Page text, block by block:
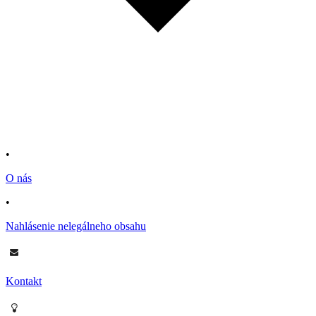
•
O nás
•
Nahlásenie nelegálneho obsahu
Kontakt